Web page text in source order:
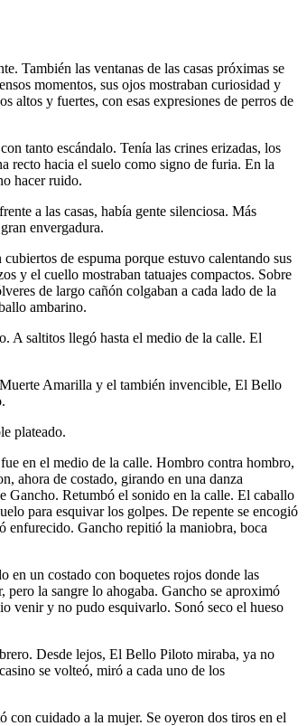
También las ventanas de las casas próximas se
momentos, sus ojos mostraban curiosidad y
altos y fuertes, con esas expresiones de perros de
tanto escándalo. Tenía las crines erizadas, los
recto hacia el suelo como signo de furia. En la
hacer ruido.
a las casas, había gente silenciosa. Más
envergadura.
de espuma porque estuvo calentando sus
y el cuello mostraban tatuajes compactos. Sobre
de largo cañón colgaban a cada lado de la
ambarino.
A saltitos llegó hasta el medio de la calle. El
Amarilla y el también invencible, El Bello
plateado.
en el medio de la calle. Hombro contra hombro,
ahora de costado, girando en una danza
Gancho. Retumbó el sonido en la calle. El caballo
para esquivar los golpes. De repente se encogió
enfurecido. Gancho repitió la maniobra, boca
en un costado con boquetes rojos donde las
la sangre lo ahogaba. Gancho se aproximó
venir y no pudo esquivarlo. Sonó seco el hueso
Desde lejos, El Bello Piloto miraba, ya no
se volteó, miró a cada uno de los
con cuidado a la mujer. Se oyeron dos tiros en el